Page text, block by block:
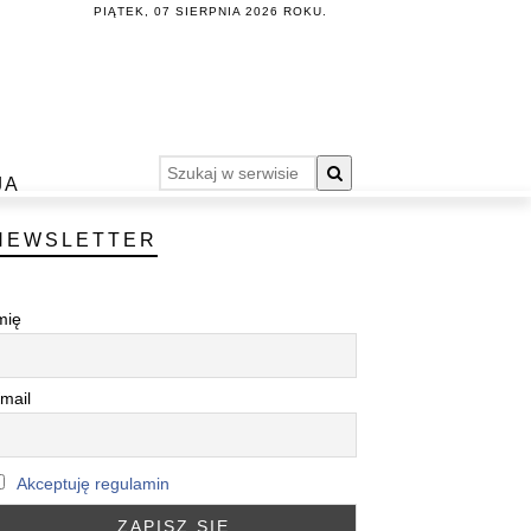
PIĄTEK, 07 SIERPNIA 2026 ROKU.
Akceptuję regulamin